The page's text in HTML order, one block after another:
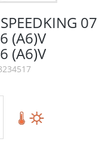
07
(A6)V
(A6)V